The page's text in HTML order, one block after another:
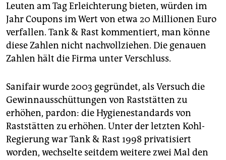
genossenschaft
epaper login
Leuten am Tag Erleichterung bieten, würden im
Jahr Coupons im Wert von etwa 20 Millionen Euro
verfallen. Tank & Rast kommentiert, man könne
diese Zahlen nicht nachvollziehen. Die genauen
Zahlen hält die Firma unter Verschluss.
Sanifair wurde 2003 gegründet, als Versuch die
Gewinnausschüttungen von Raststätten zu
erhöhen, pardon: die Hygienestandards von
Raststätten zu erhöhen. Unter der letzten Kohl-
Regierung war Tank & Rast 1998 privatisiert
worden, wechselte seitdem weitere zwei Mal den